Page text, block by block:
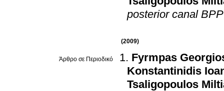
posterior canal
(2009)
Άρθρο σε Περιοδικό
Fyrmpas
Konstantinidis
Tsaligopoulos